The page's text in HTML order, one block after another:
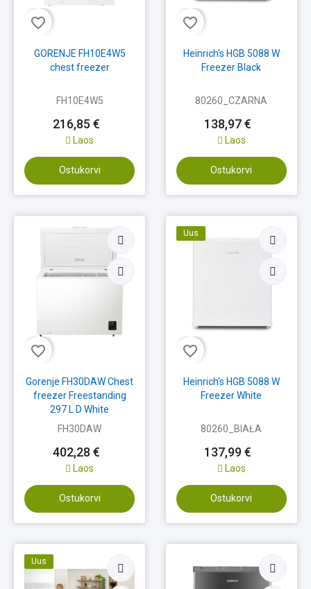
favorite_border
GORENJE FH10E4W5
chest freezer
FH10E4W5
216,85 €
Laos
Ostukorvi
favorite_border
Heinrich's HGB 5088 W
Freezer Black
80260_CZARNA
138,97 €
Laos
Ostukorvi
favorite_border
Gorenje FH30DAW Chest
freezer Freestanding
297 L D White
FH30DAW
402,28 €
Laos
Ostukorvi
favorite_border
Uus
Heinrich's HGB 5088 W
Freezer White
80260_BIAŁA
137,99 €
Laos
Ostukorvi
Uus